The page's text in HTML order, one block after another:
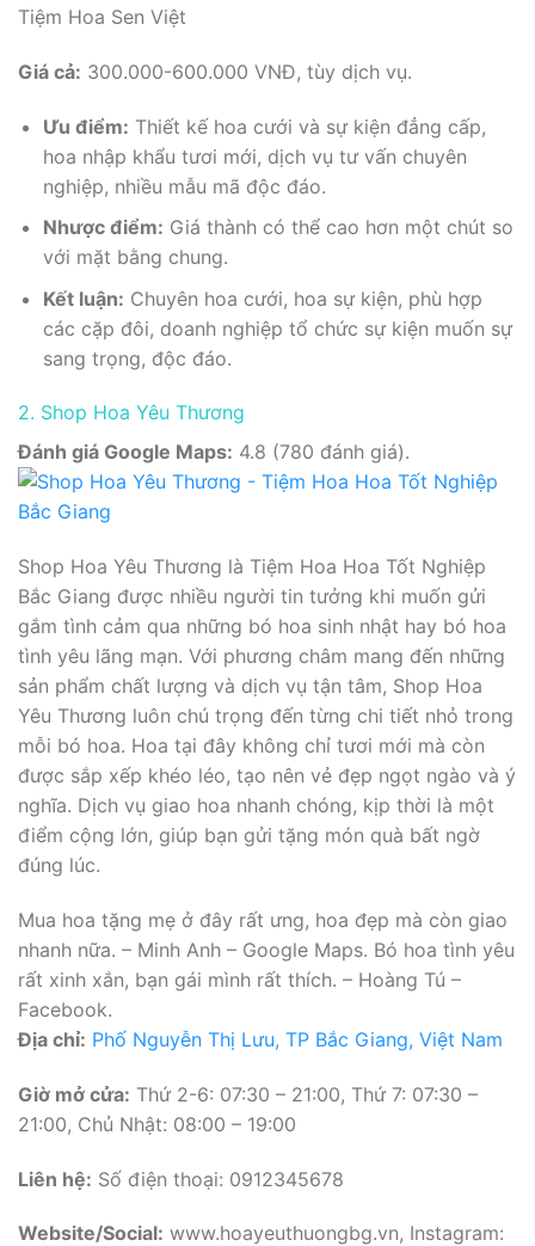
Tiệm Hoa Sen Việt
Giá cả: 300.000-600.000 VNĐ, tùy dịch vụ.
Ưu điểm: Thiết kế hoa cưới và sự kiện đẳng cấp,
hoa nhập khẩu tươi mới, dịch vụ tư vấn chuyên
nghiệp, nhiều mẫu mã độc đáo.
Nhược điểm: Giá thành có thể cao hơn một chút so
với mặt bằng chung.
Kết luận: Chuyên hoa cưới, hoa sự kiện, phù hợp
các cặp đôi, doanh nghiệp tổ chức sự kiện muốn sự
sang trọng, độc đáo.
2. Shop Hoa Yêu Thương
Đánh giá Google Maps: 4.8 (780 đánh giá).
Shop Hoa Yêu Thương là Tiệm Hoa Hoa Tốt Nghiệp
Bắc Giang được nhiều người tin tưởng khi muốn gửi
gắm tình cảm qua những bó hoa sinh nhật hay bó hoa
tình yêu lãng mạn. Với phương châm mang đến những
sản phẩm chất lượng và dịch vụ tận tâm, Shop Hoa
Yêu Thương luôn chú trọng đến từng chi tiết nhỏ trong
mỗi bó hoa. Hoa tại đây không chỉ tươi mới mà còn
được sắp xếp khéo léo, tạo nên vẻ đẹp ngọt ngào và ý
nghĩa. Dịch vụ giao hoa nhanh chóng, kịp thời là một
điểm cộng lớn, giúp bạn gửi tặng món quà bất ngờ
đúng lúc.
Mua hoa tặng mẹ ở đây rất ưng, hoa đẹp mà còn giao
nhanh nữa. – Minh Anh – Google Maps. Bó hoa tình yêu
rất xinh xắn, bạn gái mình rất thích. – Hoàng Tú –
Facebook.
Địa chỉ: Phố Nguyễn Thị Lưu, TP Bắc Giang, Việt Nam
Giờ mở cửa: Thứ 2-6: 07:30 – 21:00, Thứ 7: 07:30 –
21:00, Chủ Nhật: 08:00 – 19:00
Liên hệ: Số điện thoại: 0912345678
Website/Social: www.hoayeuthuongbg.vn, Instagram: